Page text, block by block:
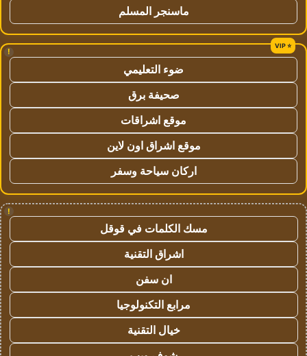
ماسنجر المسلم
!
ضوء التعليمي
صحيفة برق
موقع اشراقات
موقع اشراق اون لاين
اركان سياحة وسفر
!
مسك الكلمات في قوقل
اشراق التقنية
ان سفن
مرابع التكنولوجيا
خيال التقنية